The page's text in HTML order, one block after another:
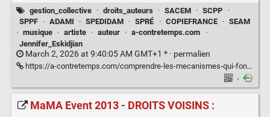
gestion_collective · droits_auteurs · SACEM · SCPP
·
SPPF
· ADAMI · SPEDIDAM · SPRÉ · COPIEFRANCE · SEAM
· musique · artiste · auteur · a-contretemps.com
·
Jennifer_Eskidjian
March 2, 2026 at 9:40:05 AM GMT+1 * · permalien
https://a-contretemps.com/comprendre-les-mecanismes-qui-font-tourner-le-monde-de-la-musique/
·
MaMA Event 2013 - DROITS VOISINS :